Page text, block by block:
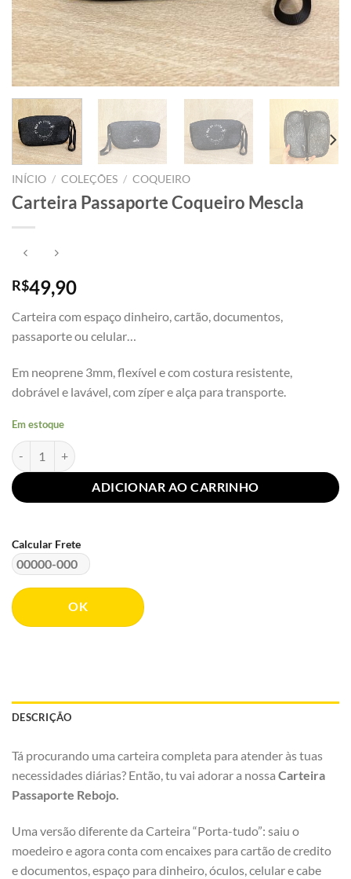
INÍCIO / COLEÇÕES / COQUEIRO
Carteira Passaporte Coqueiro Mescla
R$49,90
Carteira com espaço dinheiro, cartão, documentos,
passaporte ou celular…
Em neoprene 3mm, flexível e com costura resistente,
dobrável e lavável, com zíper e alça para transporte.
Em estoque
Carteira Passaporte Coqueiro Mescla quantidade
ADICIONAR AO CARRINHO
Calcular Frete
OK
DESCRIÇÃO
Tá procurando uma carteira completa para atender às tuas
necessidades diárias? Então, tu vai adorar a nossa Carteira
Passaporte Rebojo.
Uma versão diferente da Carteira “Porta-tudo”: saiu o
moedeiro e agora conta com encaixes para cartão de credito
e documentos, espaço para dinheiro, óculos, celular e cabe